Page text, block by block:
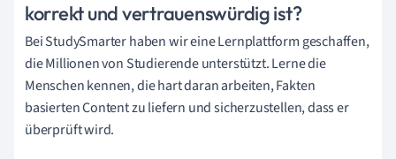
korrekt und vertrauenswürdig ist?
Bei StudySmarter haben wir eine Lernplattform geschaffen,
die Millionen von Studierende unterstützt. Lerne die
Menschen kennen, die hart daran arbeiten, Fakten
basierten Content zu liefern und sicherzustellen, dass er
überprüft wird.